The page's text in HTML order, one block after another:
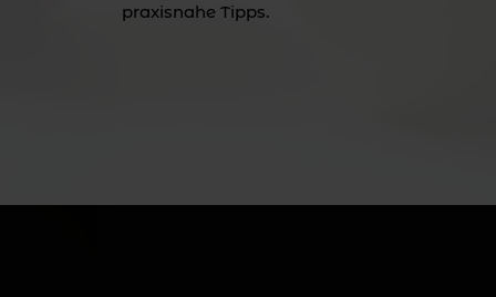
praxisnahe Tipps.